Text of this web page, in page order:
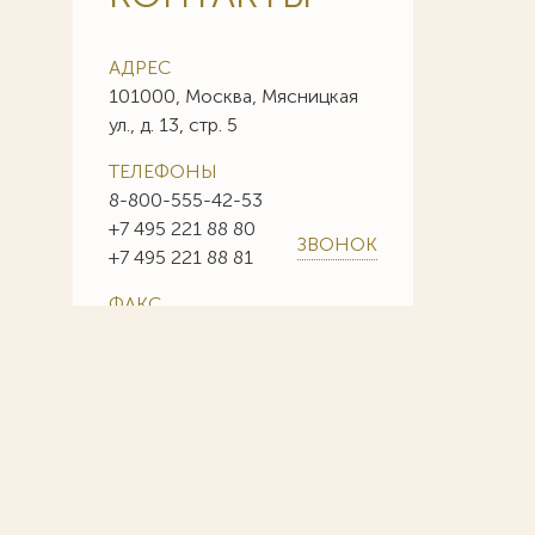
АДРЕС
101000, Москва, Мясницкая
ул., д. 13, стр. 5
ТЕЛЕФОНЫ
8-800-555-42-53
+7 495 221 88 80
+7 495 221 88 81
ЗВОНОК
ФАКС